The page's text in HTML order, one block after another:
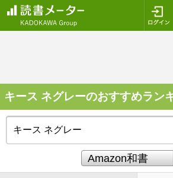
キース ネグレーのおすすめラン